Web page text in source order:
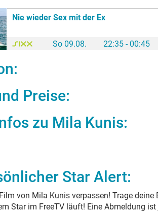
Nie wieder Sex mit der Ex
So 09.08. 22:35 - 00:45
Preise:
zu Mila Kunis:
Star Alert:
von Mila Kunis verpassen! Trage
Star im FreeTV läuft! Eine Abmeldung